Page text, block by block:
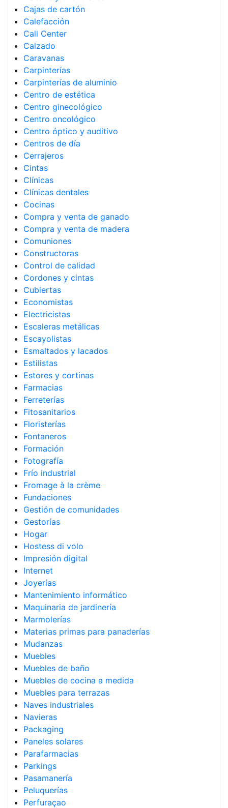
Cajas de cartón
Calefacción
Call Center
Calzado
Caravanas
Carpinterías
Carpinterías de aluminio
Centro de estética
Centro ginecológico
Centro oncológico
Centro óptico y auditivo
Centros de día
Cerrajeros
Cintas
Clínicas
Clínicas dentales
Cocinas
Compra y venta de ganado
Compra y venta de madera
Comuniones
Constructoras
Control de calidad
Cordones y cintas
Cubiertas
Economistas
Electricistas
Escaleras metálicas
Escayolistas
Esmaltados y lacados
Estilistas
Estores y cortinas
Farmacias
Ferreterías
Fitosanitarios
Floristerías
Fontaneros
Formación
Fotografía
Frío industrial
Fromage à la crème
Fundaciones
Gestión de comunidades
Gestorías
Hogar
Hostess di volo
Impresión digital
Internet
Joyerías
Mantenimiento informático
Maquinaria de jardinería
Marmolerías
Materias primas para panaderías
Mudanzas
Muebles
Muebles de baño
Muebles de cocina a medida
Muebles para terrazas
Naves industriales
Navieras
Packaging
Paneles solares
Parafarmacias
Parkings
Pasamanería
Peluquerías
Perfuraçao